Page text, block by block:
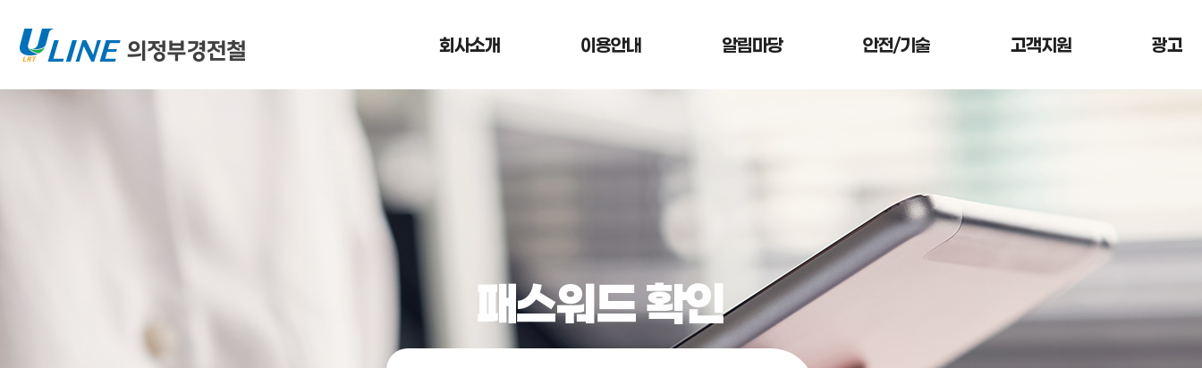
회사소개 이용안내 알림마당 안전/기술 고객지원 광고
패스워드 확인